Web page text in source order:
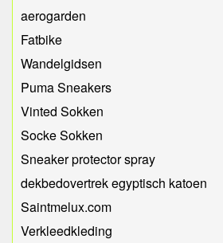
aerogarden
Fatbike
Wandelgidsen
Puma Sneakers
Vinted Sokken
Socke Sokken
Sneaker protector spray
dekbedovertrek egyptisch katoen
Saintmelux.com
Verkleedkleding